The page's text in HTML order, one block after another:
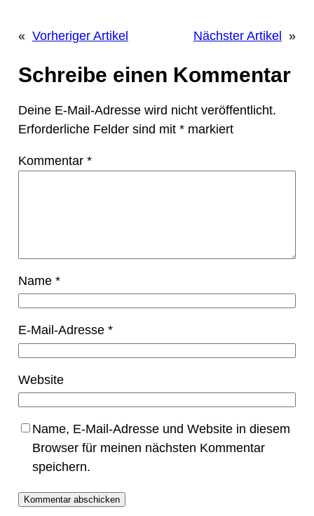
« Vorheriger Artikel Nächster Artikel »
Schreibe einen Kommentar
Deine E-Mail-Adresse wird nicht veröffentlicht.
Erforderliche Felder sind mit *markiert
Kommentar *
Name *
E-Mail-Adresse *
Website
Name, E-Mail-Adresse und Website in diesem
Browser für meinen nächsten Kommentar
speichern.